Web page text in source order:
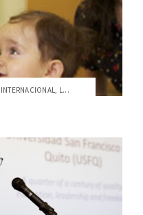
L...